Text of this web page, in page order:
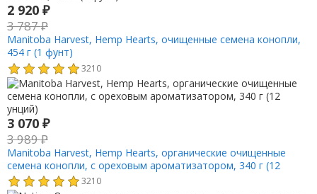
2 920 ₽
3 787₽
Manitoba Harvest, Hemp Hearts, очищенные семена конопли,
454 г (1 фунт)
3210
3 070 ₽
3 989₽
Manitoba Harvest, Hemp Hearts, органические очищенные
семена конопли, с ореховым ароматизатором, 340 г (12
унций)
3210